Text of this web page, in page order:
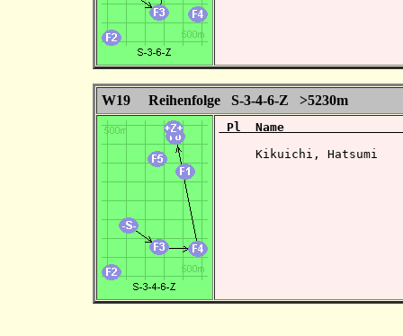
W19 Reihenfolge S-3-4-6-Z >5230m
Pl  Name
Kikuichi, Hatsumi